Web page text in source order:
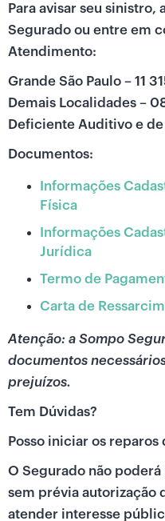
Para avisar seu sinistro,
Segurado ou entre em
Atendimento:
Grande São Paulo – 11
Demais Localidades –
Deficiente Auditivo e de
Documentos:
Informações
Física
Informações
Jurídica
Termo de
Carta de
Atenção: a Sompo
documentos
prejuízos.
Tem Dúvidas?
Posso iniciar os reparos
O Segurado não
sem prévia autorização
atender interesse